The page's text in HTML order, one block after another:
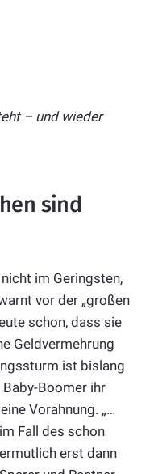
– und wieder
sind
im Geringsten,
vor der „großen
schon, dass sie
Geldvermehrung
ist bislang
Baby-Boomer ihr
Vorahnung. „…
Fall des schon
erst dann